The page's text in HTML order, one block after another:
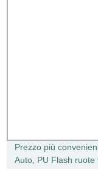
Prezzo più
Auto, PU Flash